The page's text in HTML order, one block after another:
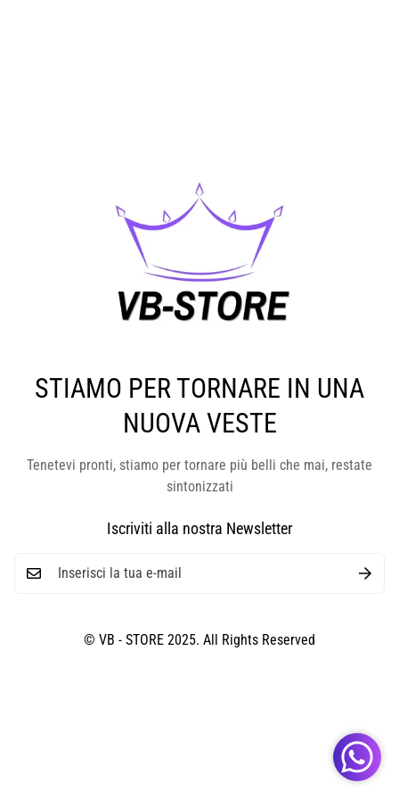
STIAMO PER TORNARE IN UNA
NUOVA VESTE
Tenetevi pronti, stiamo per tornare più belli che mai, restate
sintonizzati
Iscriviti alla nostra Newsletter
© VB - STORE 2025. All Rights Reserved